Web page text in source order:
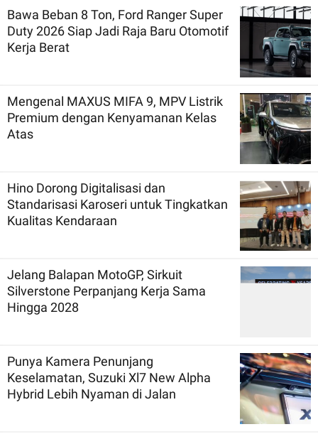
Bawa Beban 8 Ton, Ford Ranger Super
Duty 2026 Siap Jadi Raja Baru Otomotif
Kerja Berat
Mengenal MAXUS MIFA 9, MPV Listrik
Premium dengan Kenyamanan Kelas
Atas
Hino Dorong Digitalisasi dan
Standarisasi Karoseri untuk Tingkatkan
Kualitas Kendaraan
Jelang Balapan MotoGP, Sirkuit
Silverstone Perpanjang Kerja Sama
Hingga 2028
Punya Kamera Penunjang
Keselamatan, Suzuki Xl7 New Alpha
Hybrid Lebih Nyaman di Jalan